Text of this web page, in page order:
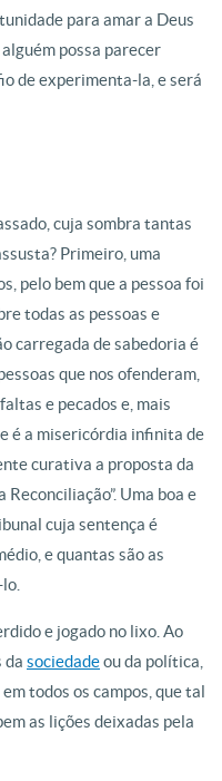
para amar a Deus
possa parecer
de experimenta-la, e será
cuja sombra tantas
Primeiro, uma
pelo bem que a pessoa foi
todas as pessoas e
carregada de sabedoria é
que nos ofenderam,
e pecados e, mais
é a misericórdia infinita de
curativa a proposta da
Reconciliação”. Uma boa e
cuja sentença é
e quantas são as
e jogado no lixo. Ao
da sociedadeou da política,
todos os campos, que tal
as lições deixadas pela